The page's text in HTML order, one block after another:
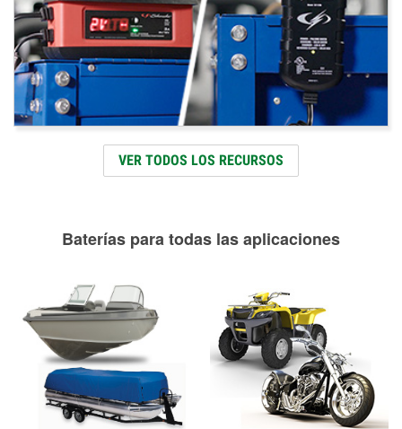
VER TODOS LOS RECURSOS
Baterías para todas las aplicaciones